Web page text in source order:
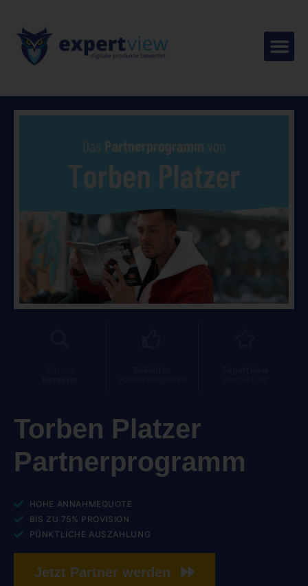
Torben Platzer
Partnerprogramm
HOHE ANNAHMEQUOTE
BIS ZU 75% PROVISION
PÜNKTLICHE AUSZAHLUNG
Jetzt Partner werden